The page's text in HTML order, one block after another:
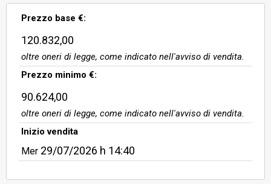
Prezzo base €:
120.832,00
oltre oneri di legge, come indicato nell'avviso di vendita.
Prezzo minimo €:
90.624,00
oltre oneri di legge, come indicato nell'avviso di vendita.
Inizio vendita
Mer 29/07/2026 h 14:40